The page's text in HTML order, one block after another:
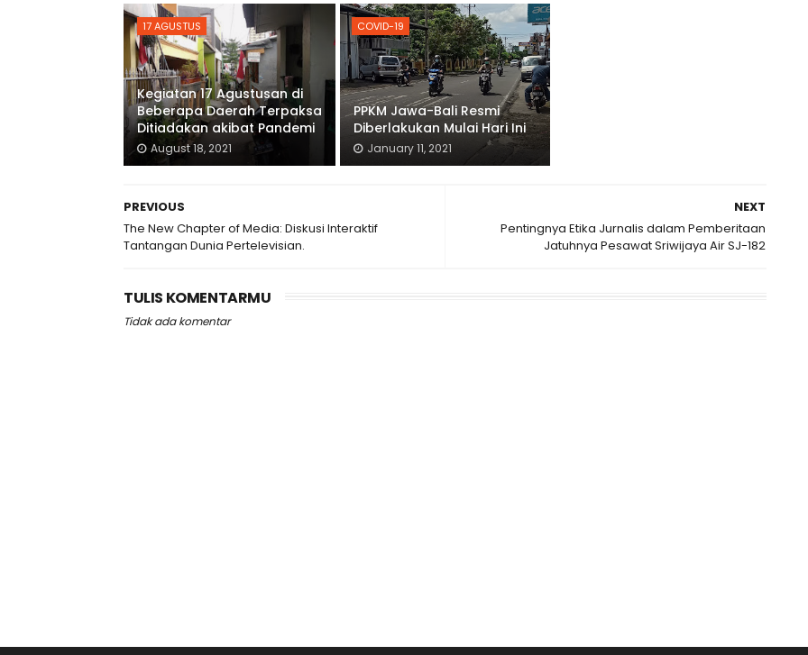
17 AGUSTUS
Kegiatan 17 Agustusan di
Beberapa Daerah Terpaksa
Ditiadakan akibat Pandemi
August 18, 2021
COVID-19
PPKM Jawa-Bali Resmi
Diberlakukan Mulai Hari Ini
January 11, 2021
NEXT
Pentingnya Etika Jurnalis dalam Pemberitaan
Jatuhnya Pesawat Sriwijaya Air SJ-182
PREVIOUS
The New Chapter of Media: Diskusi Interaktif
Tantangan Dunia Pertelevisian.
TULIS KOMENTARMU
Tidak ada komentar